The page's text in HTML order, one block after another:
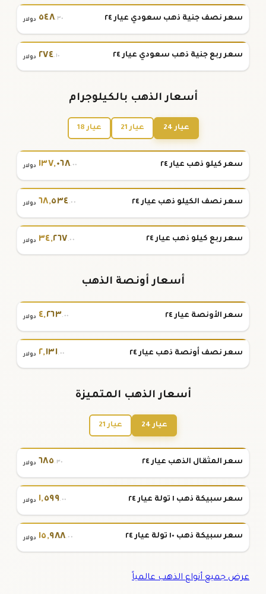
سعر نصف جنية ذهب سعودي عيار ٢٤ ٥٤٨.٣٠ دولار
سعر ربع جنية ذهب سعودي عيار ٢٤ ٢٧٤.١٠ دولار
أسعار الذهب بالكيلوجرام
عيار 24 عيار 21 عيار 18
سعر كيلو ذهب عيار ٢٤ ١٣٧,٠٦٨.٠٠ دولار
سعر نصف الكيلو ذهب عيار ٢٤ ٦٨,٥٣٤.٠٠ دولار
سعر ربع كيلو ذهب عيار ٢٤ ٣٤,٢٦٧.٠٠ دولار
أسعار أونصة الذهب
سعر الأونصة عيار ٢٤ ٤,٢٦٣.٠٠ دولار
سعر نصف أونصة ذهب عيار ٢٤ ٢,١٣١.٠٠ دولار
أسعار الذهب المتميزة
عيار 24 عيار 21
سعر المثقال الذهب عيار ٢٤ ٦٨٥.٣٠ دولار
سعر سبيكة ذهب ١ تولة عيار ٢٤ ١,٥٩٩.٠٠ دولار
سعر سبيكة ذهب ١٠ تولة عيار ٢٤ ١٥,٩٨٨.٠٠ دولار
عرض جميع أنواع الذهب عالمياً